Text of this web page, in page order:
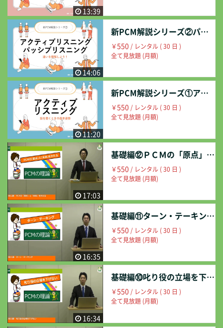
13:39
14:06
新PCM解説シリーズ②パッシブリスニング
￥550 / レンタル ( 30 日 )
全て見放題 (月額)
11:20
新PCM解説シリーズ①アクティブリスニング
￥550 / レンタル ( 30 日 )
全て見放題 (月額)
17:03
基礎編⑫ＰＣＭの「原点」と「未来」をかたる
￥550 / レンタル ( 30 日 )
全て見放題 (月額)
16:35
基礎編⑪ターン・テーキング
￥550 / レンタル ( 30 日 )
全て見放題 (月額)
16:34
基礎編⑩叱り役の立場を下げない
￥550 / レンタル ( 30 日 )
全て見放題 (月額)